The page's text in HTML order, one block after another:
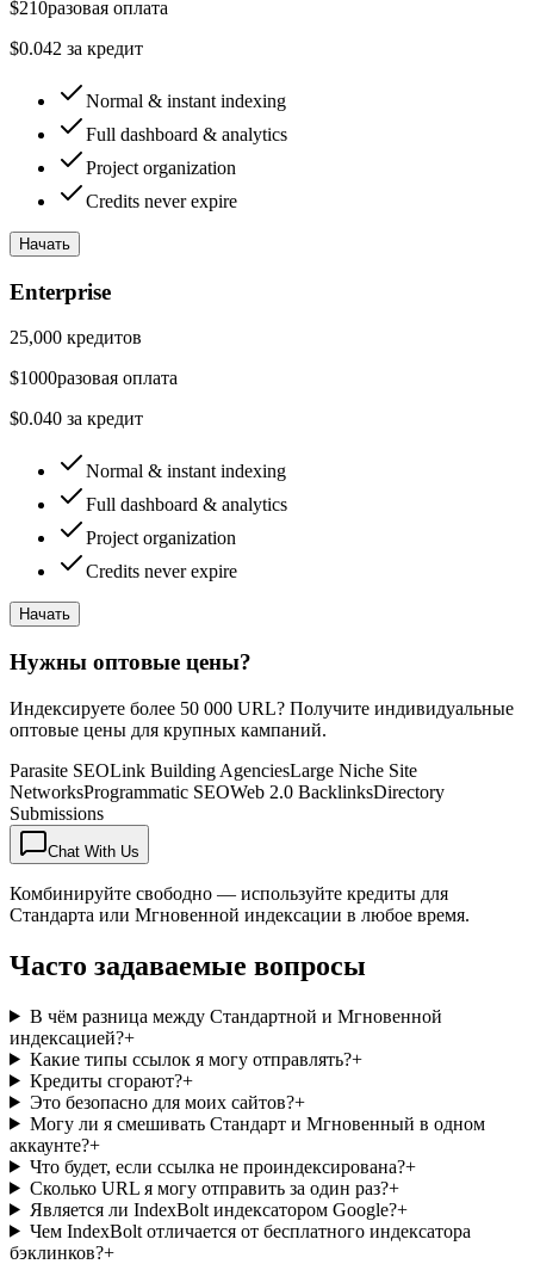
$210разовая оплата
$0.042 за кредит
Normal & instant indexing
Full dashboard & analytics
Project organization
Credits never expire
Начать
Enterprise
25,000 кредитов
$1000разовая оплата
$0.040 за кредит
Normal & instant indexing
Full dashboard & analytics
Project organization
Credits never expire
Начать
Нужны оптовые цены?
Индексируете более 50 000 URL? Получите индивидуальные
оптовые цены для крупных кампаний.
Parasite SEOLink Building AgenciesLarge Niche Site
NetworksProgrammatic SEOWeb 2.0 BacklinksDirectory
Submissions
Chat With Us
Комбинируйте свободно — используйте кредиты для
Стандарта или Мгновенной индексации в любое время.
Часто задаваемые вопросы
В чём разница между Стандартной и Мгновенной
индексацией?+
Какие типы ссылок я могу отправлять?+
Кредиты сгорают?+
Это безопасно для моих сайтов?+
Могу ли я смешивать Стандарт и Мгновенный в одном
аккаунте?+
Что будет, если ссылка не проиндексирована?+
Сколько URL я могу отправить за один раз?+
Является ли IndexBolt индексатором Google?+
Чем IndexBolt отличается от бесплатного индексатора
бэклинков?+